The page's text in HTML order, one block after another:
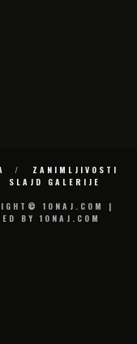
ZANIMLJIVOSTI
SLAJD GALERIJE
10NAJ.COM |
BY 10NAJ.COM